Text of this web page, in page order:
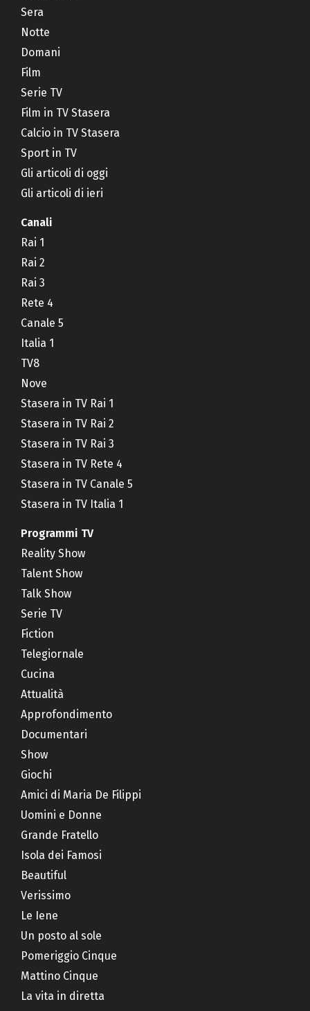
Sera
Notte
Domani
Film
Serie TV
Film in TV Stasera
Calcio in TV Stasera
Sport in TV
Gli articoli di oggi
Gli articoli di ieri
Canali
Rai 1
Rai 2
Rai 3
Rete 4
Canale 5
Italia 1
TV8
Nove
Stasera in TV Rai 1
Stasera in TV Rai 2
Stasera in TV Rai 3
Stasera in TV Rete 4
Stasera in TV Canale 5
Stasera in TV Italia 1
Programmi TV
Reality Show
Talent Show
Talk Show
Serie TV
Fiction
Telegiornale
Cucina
Attualità
Approfondimento
Documentari
Show
Giochi
Amici di Maria De Filippi
Uomini e Donne
Grande Fratello
Isola dei Famosi
Beautiful
Verissimo
Le Iene
Un posto al sole
Pomeriggio Cinque
Mattino Cinque
La vita in diretta